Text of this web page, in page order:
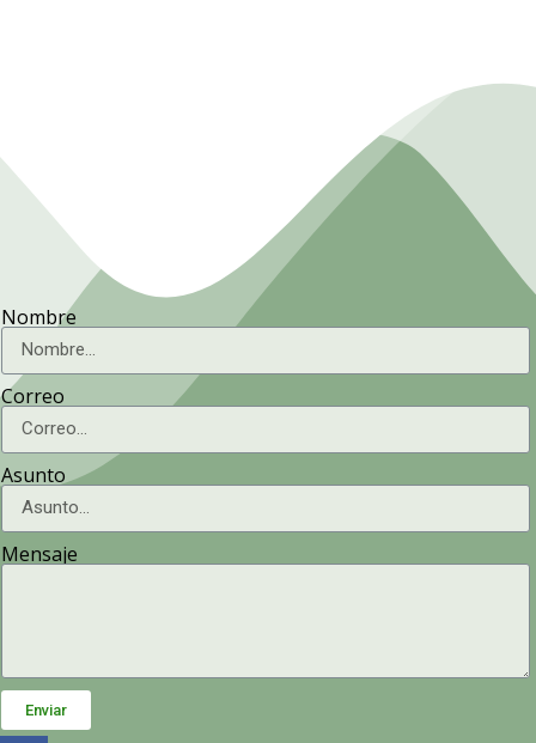
Nombre
Correo
Asunto
Mensaje
Enviar